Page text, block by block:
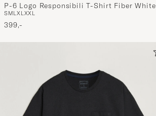
P-6 Logo Responsibili T-Shirt Fiber White
SMLXL XXL
399,-